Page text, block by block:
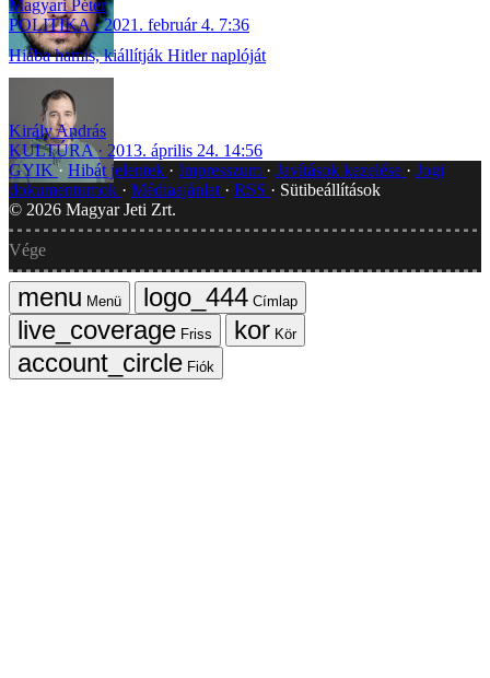
Magyari Péter
POLITIKA
2021. február 4. 7:36
Hiába hamis, kiállítják Hitler naplóját
Király András
KULTÚRA
2013. április 24. 14:56
GYIK Hibát jelentek Impresszum Javítások kezelése
Jogi
dokumentumok
Médiaajánlat RSS
Sütibeállítások
© 2026 Magyar Jeti Zrt.
Vége
Menü
Címlap
Friss
Kör
Fiók